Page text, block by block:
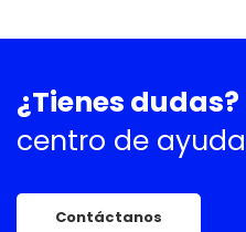
¿Tienes dudas?
centro de ayuda
Contáctanos